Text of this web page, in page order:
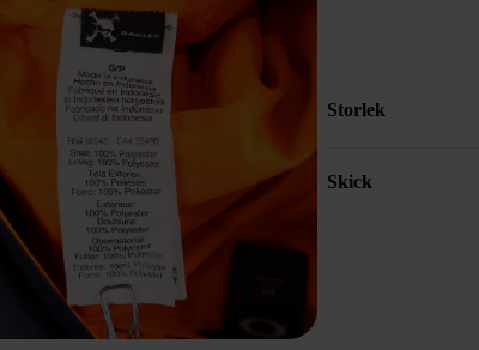
Storlek
Skick